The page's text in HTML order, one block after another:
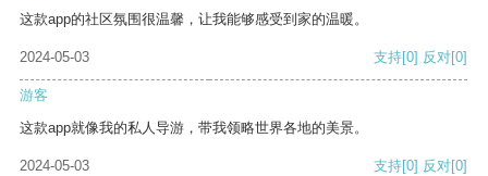
这款app的社区氛围很温馨，让我能够感受到家的温暖。
2024-05-03 支持[0] 反对[0]
游客
这款app就像我的私人导游，带我领略世界各地的美景。
2024-05-03 支持[0] 反对[0]